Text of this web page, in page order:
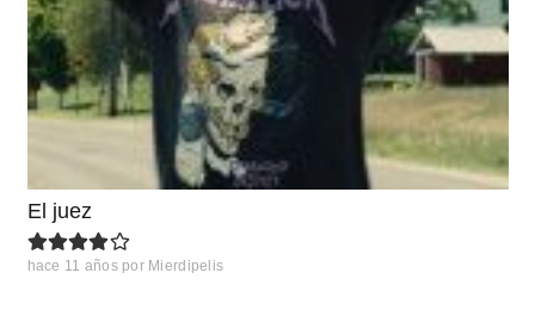
El juez
hace 11 años por Mierdipelis